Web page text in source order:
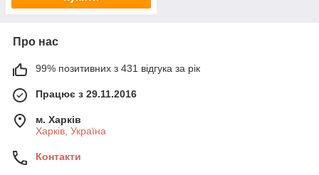
Про нас
99% позитивних з 431 відгука за рік
Працює з 29.11.2016
м. Харків
Харків, Україна
Контакти